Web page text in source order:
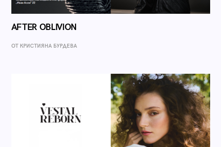
AFTER OBLIVION
ОТ КРИСТИЯНА БУРДЕВА